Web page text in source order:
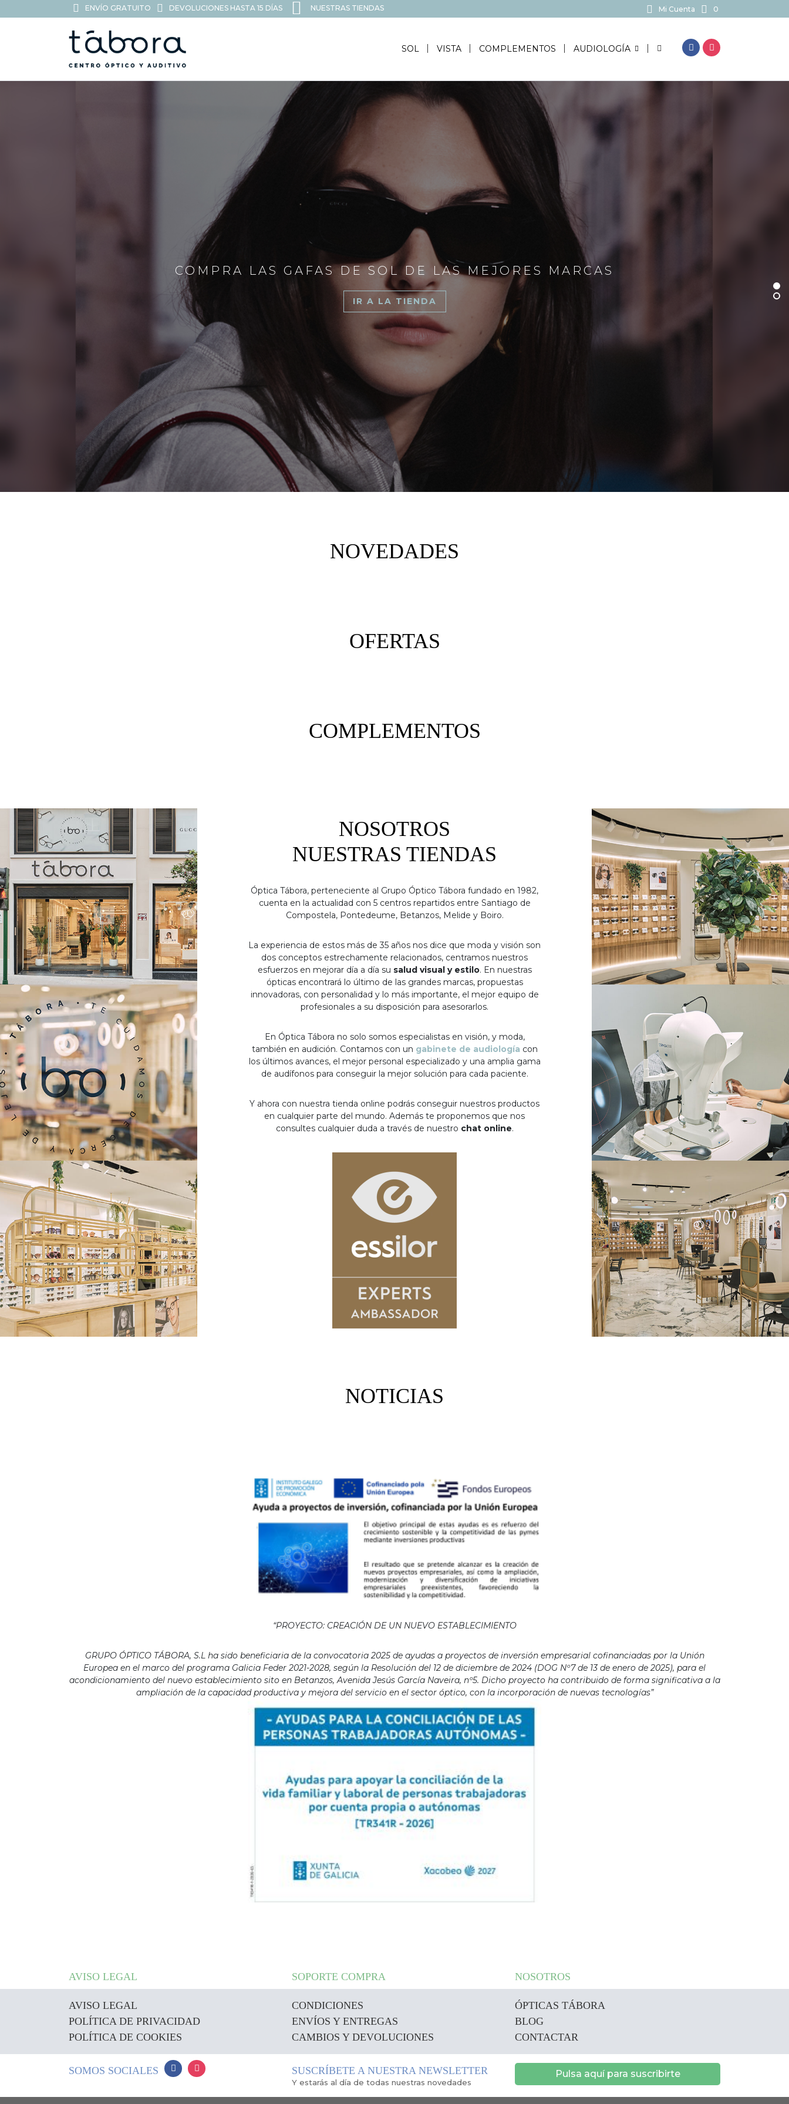
ENVÍO GRATUITO DEVOLUCIONES HASTA 15 DÍAS NUESTRAS TIENDAS Mi Cuenta 0
SOL VISTA COMPLEMENTOS AUDIOLOGÍA BUSCAR...
COMPRA LAS GAFAS DE SOL DE LAS MEJORES MARCAS
IR A LA TIENDA
NOVEDADES
OFERTAS
COMPLEMENTOS
NOSOTROS
NUESTRAS TIENDAS
Óptica Tábora, perteneciente al Grupo Óptico Tábora fundado en 1982,
cuenta en la actualidad con 5 centros repartidos entre Santiago de
Compostela, Pontedeume, Betanzos, Melide y Boiro.
La experiencia de estos más de 35 años nos dice que moda y visión son
dos conceptos estrechamente relacionados, centramos nuestros
esfuerzos en mejorar día a día su salud visual y estilo. En nuestras
ópticas encontrará lo último de las grandes marcas, propuestas
innovadoras, con personalidad y lo más importante, el mejor equipo de
profesionales a su disposición para asesorarlos.
En Óptica Tábora no solo somos especialistas en visión, y moda,
también en audición. Contamos con un gabinete de audiología con
los últimos avances, el mejor personal especializado y una amplia gama
de audífonos para conseguir la mejor solución para cada paciente.
Y ahora con nuestra tienda online podrás conseguir nuestros productos
en cualquier parte del mundo. Además te proponemos que nos
consultes cualquier duda a través de nuestro chat online.
NOTICIAS
“PROYECTO: CREACIÓN DE UN NUEVO ESTABLECIMIENTO
GRUPO ÓPTICO TÁBORA, S.L ha sido beneficiaria de la convocatoria 2025 de ayudas a proyectos de inversión empresarial cofinanciadas por la Unión
Europea en el marco del programa Galicia Feder 2021-2028, según la Resolución del 12 de diciembre de 2024 (DOG Nº7 de 13 de enero de 2025), para el
acondicionamiento del nuevo establecimiento sito en Betanzos, Avenida Jesús García Naveira, nº5. Dicho proyecto ha contribuido de forma significativa a la
ampliación de la capacidad productiva y mejora del servicio en el sector óptico, con la incorporación de nuevas tecnologías”
AVISO LEGAL SOPORTE COMPRA NOSOTROS
AVISO LEGAL
POLÍTICA DE PRIVACIDAD
POLÍTICA DE COOKIES
CONDICIONES
ENVÍOS Y ENTREGAS
CAMBIOS Y DEVOLUCIONES
ÓPTICAS TÁBORA
BLOG
CONTACTAR
SOMOS SOCIALES SUSCRÍBETE A NUESTRA NEWSLETTER
Y estarás al día de todas nuestras novedades
Pulsa aquí para suscribirte